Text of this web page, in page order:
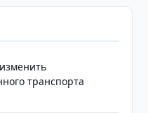
транспорта